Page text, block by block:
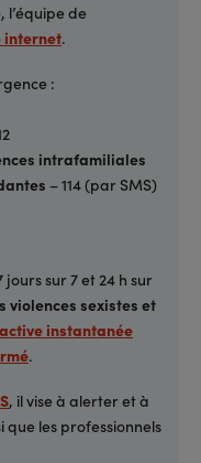
l’équipe de
internet.
:
intrafamiliales
– 114 (par SMS)
sur 7 et 24 h sur
violences sexistes et
instantanée
.
, il vise à alerter et à
les professionnels